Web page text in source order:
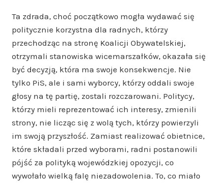
Ta zdrada, choć początkowo mogła wydawać się
politycznie korzystna dla radnych, którzy
przechodząc na stronę Koalicji Obywatelskiej,
otrzymali stanowiska wicemarszałków, okazała się
być decyzją, która ma swoje konsekwencje. Nie
tylko PiS, ale i sami wyborcy, którzy oddali swoje
głosy na tę partię, zostali rozczarowani. Politycy,
którzy mieli reprezentować ich interesy, zmienili
strony, nie licząc się z wolą tych, którzy powierzyli
im swoją przyszłość. Zamiast realizować obietnice,
które składali przed wyborami, radni postanowili
pójść za polityką wojewódzkiej opozycji, co
wywołało wielką falę niezadowolenia. To, co miało